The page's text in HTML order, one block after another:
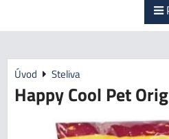
Úvod Steliva
Happy Cool Pet